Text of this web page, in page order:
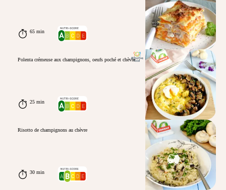
65 min
Polenta crémeuse aux champignons, oeufs poché et chèvre
25 min
Risotto de champignons au chèvre
30 min